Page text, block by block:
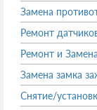
Замена
Ремонт
Ремонт и
Замена замка
Снятие/